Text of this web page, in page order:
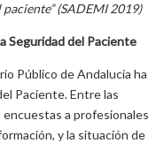
paciente” (SADEMI 2019)
Seguridad del Paciente
Público de Andalucía ha
Paciente. Entre las
encuestas a profesionales
y la situación de